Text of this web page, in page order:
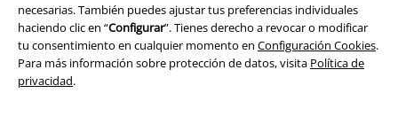
necesarias. También puedes ajustar tus preferencias individuales
haciendo clic en “Configurar”. Tienes derecho a revocar o modificar
tu consentimiento en cualquier momento en Configuración Cookies.
Para más información sobre protección de datos, visita Política de
privacidad.
Información sobre accesibilidad
Configuración Cookies